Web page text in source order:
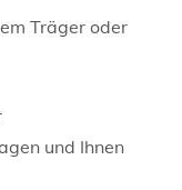
Träger oder
und Ihnen